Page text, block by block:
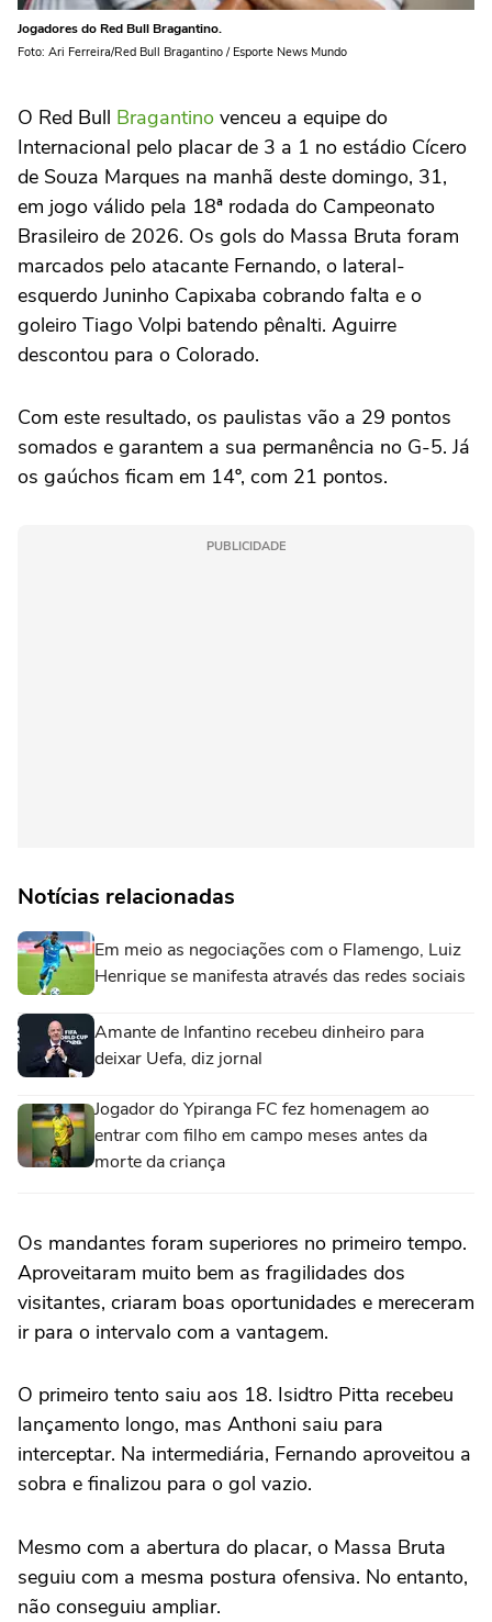
Jogadores do Red Bull Bragantino.
Foto: Ari Ferreira/Red Bull Bragantino / Esporte News Mundo
O Red Bull Bragantino venceu a equipe do
Internacional pelo placar de 3 a 1 no estádio Cícero
de Souza Marques na manhã deste domingo, 31,
em jogo válido pela 18ª rodada do Campeonato
Brasileiro de 2026. Os gols do Massa Bruta foram
marcados pelo atacante Fernando, o lateral-
esquerdo Juninho Capixaba cobrando falta e o
goleiro Tiago Volpi batendo pênalti. Aguirre
descontou para o Colorado.
Com este resultado, os paulistas vão a 29 pontos
somados e garantem a sua permanência no G-5. Já
os gaúchos ficam em 14º, com 21 pontos.
PUBLICIDADE
Notícias relacionadas
Em meio as negociações com o Flamengo, Luiz
Henrique se manifesta através das redes sociais
Amante de Infantino recebeu dinheiro para
deixar Uefa, diz jornal
Jogador do Ypiranga FC fez homenagem ao
entrar com filho em campo meses antes da
morte da criança
Os mandantes foram superiores no primeiro tempo.
Aproveitaram muito bem as fragilidades dos
visitantes, criaram boas oportunidades e mereceram
ir para o intervalo com a vantagem.
O primeiro tento saiu aos 18. Isidtro Pitta recebeu
lançamento longo, mas Anthoni saiu para
interceptar. Na intermediária, Fernando aproveitou a
sobra e finalizou para o gol vazio.
Mesmo com a abertura do placar, o Massa Bruta
seguiu com a mesma postura ofensiva. No entanto,
não conseguiu ampliar.